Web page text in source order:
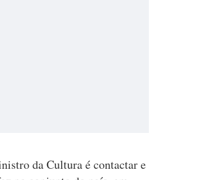
da Cultura é contactar e